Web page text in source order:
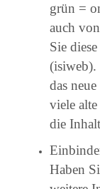
grün =
auch
Sie
(isiweb).
das
viele
die
Haben